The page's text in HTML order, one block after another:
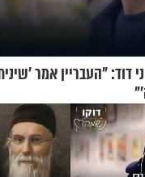
דוד: "העבריין אמר